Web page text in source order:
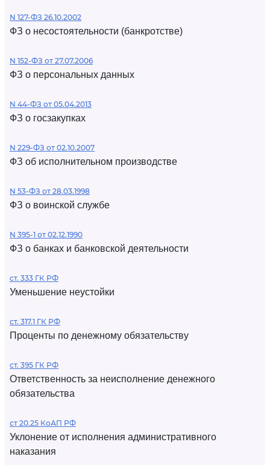
N 127-ФЗ 26.10.2002
ФЗ о несостоятельности (банкротстве)
N 152-ФЗ от 27.07.2006
ФЗ о персональных данных
N 44-ФЗ от 05.04.2013
ФЗ о госзакупках
N 229-ФЗ от 02.10.2007
ФЗ об исполнительном производстве
N 53-ФЗ от 28.03.1998
ФЗ о воинской службе
N 395-1 от 02.12.1990
ФЗ о банках и банковской деятельности
ст. 333 ГК РФ
Уменьшение неустойки
ст. 317.1 ГК РФ
Проценты по денежному обязательству
ст. 395 ГК РФ
Ответственность за неисполнение денежного
обязательства
ст 20.25 КоАП РФ
Уклонение от исполнения административного
наказания